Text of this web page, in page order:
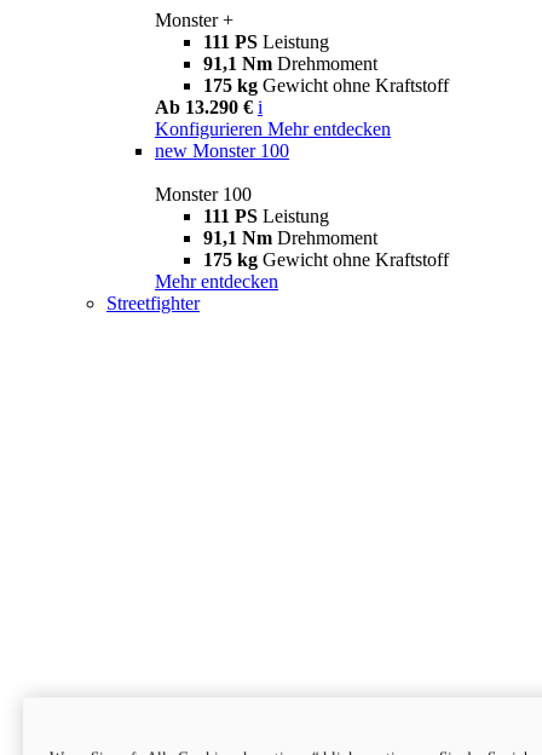
Monster +
111 PS Leistung
91,1 Nm Drehmoment
175 kg Gewicht ohne Kraftstoff
Ab 13.290 € i
Konfigurieren Mehr entdecken
new Monster 100
Monster 100
111 PS Leistung
91,1 Nm Drehmoment
175 kg Gewicht ohne Kraftstoff
Mehr entdecken
Streetfighter